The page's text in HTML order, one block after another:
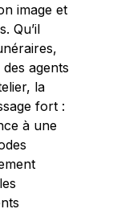
image et
Qu’il
agents
la
fort :
à une